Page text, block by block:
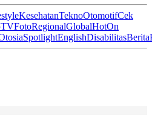
KesehatanTeknoOtomotifCek
TVFotoRegionalGlobalHotOn
SpotlightEnglishDisabilitasBerita